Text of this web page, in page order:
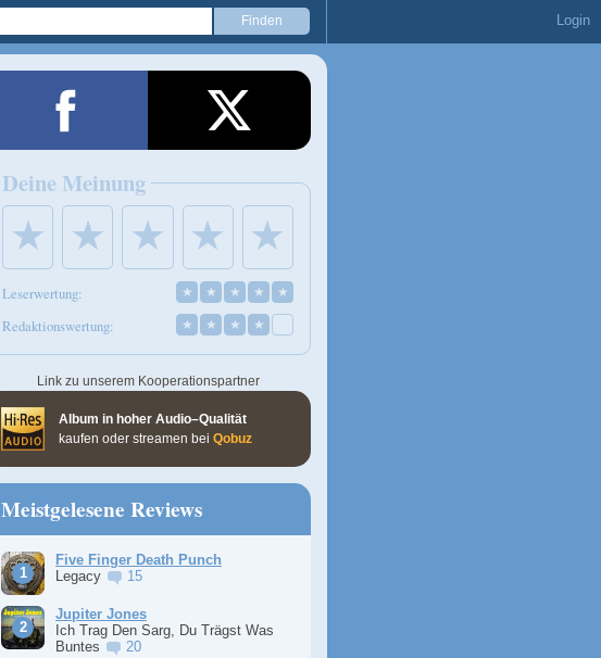
Login
Deine Meinung
★ ★ ★ ★ ★
Leserwertung: ★ ★ ★ ★ ★
Redaktionswertung: ★ ★ ★ ★
Link zu unserem Kooperationspartner
Album in hoher Audio–Qualität
kaufen oder streamen bei Qobuz
Meistgelesene Reviews
Five Finger Death Punch
Legacy
15
Jupiter Jones
Ich Trag Den Sarg, Du Trägst Was
Buntes
20